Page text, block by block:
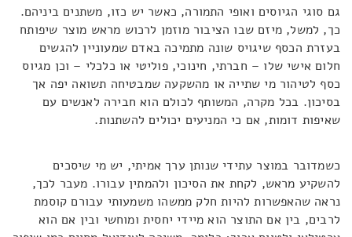
גם סוגי הגיוסים ואופי התמורה, כאשר יש כזו, משתנים ביניהם.
כך, למשל, מיזם שבו הציבור מוזמן לרכוש מראש מוצר שיפותח
בעזרת הכסף שיגויס שונה מתמיכה באדם שמעוניין להגשים
חלום אישי שלו – חברתי, חינוכי, פוליטי או כלכלי – וכן מגיוס
כסף לטיהור מי שתייה או מהשקעה שמבטיחה תשואה יפה אך
בסיכון. בכל מקרה, המשותף לכולם הוא חבירה לאנשים עם
שאיפות דומות, אם כי המניעים יכולים להשתנות.
כשמדובר במוצר עתידי שנותן ערך אמיתי, יש מי שיסכים
להשקיע מראש, לקחת את הסיכון ולהמתין עבורו. מעבר לכך,
נראה שהאפשרות להיות חלק ממשהו משמעותי עבורם קוסמת
לרבים, בין אם התוצר הוא מיידי יחסית ומוחשי ובין אם הוא